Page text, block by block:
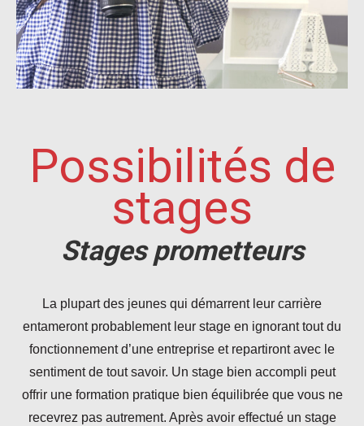
Possibilités de
stages
Stages prometteurs
La plupart des jeunes qui démarrent leur carrière
entameront probablement leur stage en ignorant tout du
fonctionnement d’une entreprise et repartiront avec le
sentiment de tout savoir. Un stage bien accompli peut
offrir une formation pratique bien équilibrée que vous ne
recevrez pas autrement. Après avoir effectué un stage